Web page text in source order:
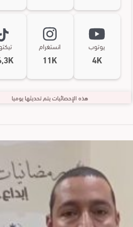
يوتوب
4K
انستغرام
11K
هذه الإحصائيات يتم تحديثها يوميا